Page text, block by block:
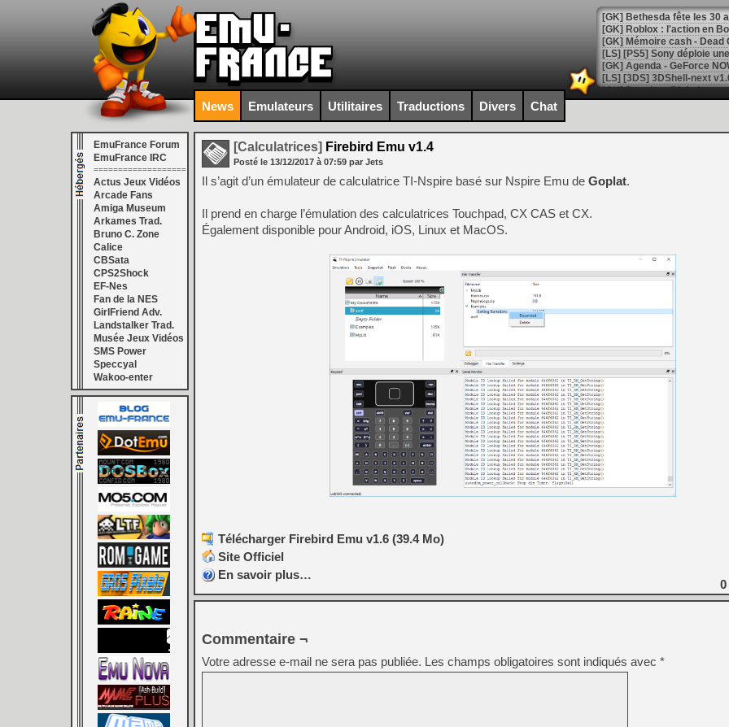
[GK] Bethesda fête les 30
[GK] Roblox : l'action en
[GK] Agenda - GeForce
[GK] Devolver Digital en a
[LS] [PS5] ps5-y2jb-
[GK] Pourquoi Marvel
[GK] Test : Restory : Chill
[GK] GTA 6 : Rockstar
[GK] Hot Wheels Infinite
[GK] Mémoire cash -
[GK] Résultats Nintendo :
[GK] Déjà des
[GK] Minecraft et ses «
[GK] Beast of
[GK] Ubisoft : fin de partie
[GK] Mémoire cash -
[GK] Dan Houser (GTA)
[GK] Comment EA Sports
[GK] Crimson Moon : un
[GK] Isle of Reveries : le
[GK] Moonlighter 2 : The
[GK] Capcom relance
[GK] Le beat'em up The
[GK] Endless Legend 2 :
[LS] [PS5] Le WebKit
[GK] Oubliez Crazy Taxi,
[LS] [Switch] NSZ 5.0.0
News Emulateurs Utilitaires Traductions Divers Chat
EmuFrance Forum
EmuFrance IRC
===================
Actus Jeux Vidéos
Arcade Fans
Amiga Museum
Arkames Trad.
Bruno C. Zone
Calice
CBSata
CPS2Shock
EF-Nes
Fan de la NES
GirlFriend Adv.
Landstalker Trad.
Musée Jeux Vidéos
SMS Power
Speccyal
Wakoo-enter
[Calculatrices] Firebird Emu v1.4
Posté le 13/12/2017 à 07:59 par Jets
Il s’agit d’un émulateur de calculatrice TI-Nspire basé sur Nspire Emu de Goplat.
Il prend en charge l’émulation des calculatrices Touchpad, CX CAS et CX.
Également disponible pour Android, iOS, Linux et MacOS.
Télécharger Firebird Emu v1.6 (39.4 Mo)
Site Officiel
En savoir plus…
0
Commentaire ¬
Votre adresse e-mail ne sera pas publiée. Les champs obligatoires sont indiqués avec *